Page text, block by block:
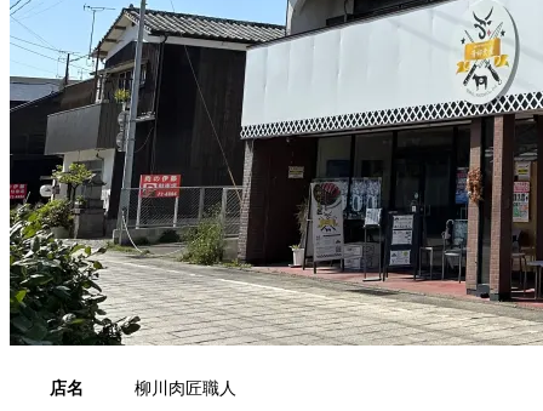
店名 柳川肉匠職人